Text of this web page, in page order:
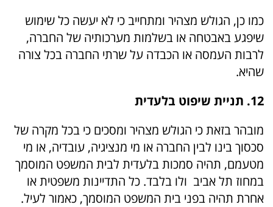
כמו כן, הגולש מצהיר ומתחייב כי לא יעשה כל שימוש
שיפגע באבטחה או בשלמות מערכותיה של החברה,
לרבות העמסה או הכבדה על שרתי החברה בכל צורה
שהיא.
12. תניית שיפוט בלעדית
מובהר בזאת כי הגולש מצהיר ומסכים כי בכל מקרה של
סכסוך בינו לבין החברה או מי מנציגיה, עובדיה, או מי
מטעמם, תהיה סמכות בלעדית לבית המשפט המוסמך
במחוז תל אביב ולו בלבד. כל התדיינות משפטית או
אחרת תהיה בפני בית המשפט המוסמך, כאמור לעיל.